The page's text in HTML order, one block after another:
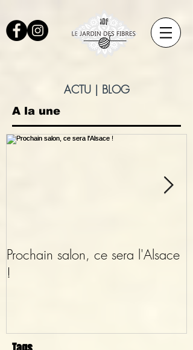
ACTU | BLOG
A la une
Prochain salon, ce sera l'Alsace
!